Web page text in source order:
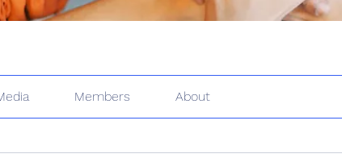
Members About